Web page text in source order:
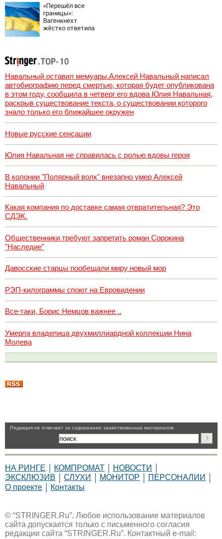
«Перешёл все
границы»:
Вагенкнехт
жёстко ответила
Навальный оставил мемуары.Алексей Навальный написал
автобиографию перед смертью, которая будет опубликована
в этом году, сообщила в четверг его вдова Юлия Навальная,
раскрыв существование текста, о существовании которого
знало только его ближайшее окружен
Новые русские сенсации
Юлия Навальная не справилась с ролью вдовы героя
В колонии "Полярный волк" внезапно умер Алексей
Навальный
Какая компания по доставке самая отвратительная? Это
СДЭК.
Общественники требуют запретить роман Сорокина
"Наследие"
Давосские старцы пообещали миру новый мор
РЭП-килограммы споют на Евровидении
Все-таки, Борис Немцов важнее ..
Умерла владелица двухмиллиардной коллекции Нина
Молева
Pедакция не отвечает за содержание заимствованных материалов
НА РИНГЕ КОМПРОМАТ
НОВОСТИ
ЭКСКЛЮЗИВ
СЛУХИ МОНИТОР
ПЕРСОНАЛИИ
О проекте
Контакты
© “STRINGER.Ru”. Любое использование материалов
сайта допускается только с письменного согласия
редакции сайта “STRINGER.Ru”. Контактный e-mail: